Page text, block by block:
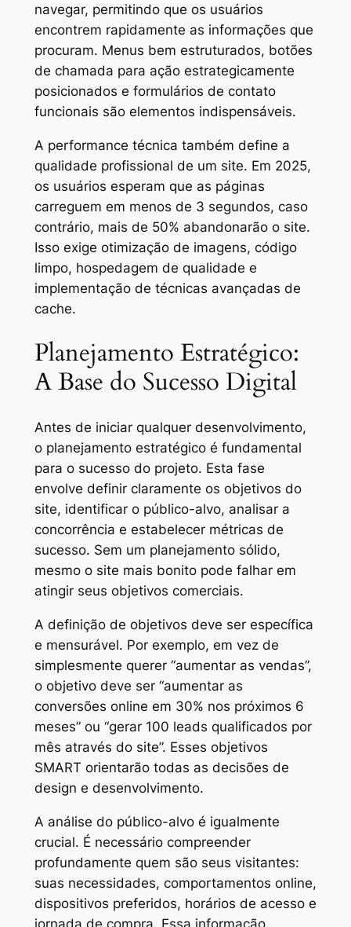
navegar, permitindo que os usuários
encontrem rapidamente as informações que
procuram. Menus bem estruturados, botões
de chamada para ação estrategicamente
posicionados e formulários de contato
funcionais são elementos indispensáveis.
A performance técnica também define a
qualidade profissional de um site. Em 2025,
os usuários esperam que as páginas
carreguem em menos de 3 segundos, caso
contrário, mais de 50% abandonarão o site.
Isso exige otimização de imagens, código
limpo, hospedagem de qualidade e
implementação de técnicas avançadas de
cache.
Planejamento Estratégico:
A Base do Sucesso Digital
Antes de iniciar qualquer desenvolvimento,
o planejamento estratégico é fundamental
para o sucesso do projeto. Esta fase
envolve definir claramente os objetivos do
site, identificar o público-alvo, analisar a
concorrência e estabelecer métricas de
sucesso. Sem um planejamento sólido,
mesmo o site mais bonito pode falhar em
atingir seus objetivos comerciais.
A definição de objetivos deve ser específica
e mensurável. Por exemplo, em vez de
simplesmente querer “aumentar as vendas”,
o objetivo deve ser “aumentar as
conversões online em 30% nos próximos 6
meses” ou “gerar 100 leads qualificados por
mês através do site”. Esses objetivos
SMART orientarão todas as decisões de
design e desenvolvimento.
A análise do público-alvo é igualmente
crucial. É necessário compreender
profundamente quem são seus visitantes:
suas necessidades, comportamentos online,
dispositivos preferidos, horários de acesso e
jornada de compra. Essa informação